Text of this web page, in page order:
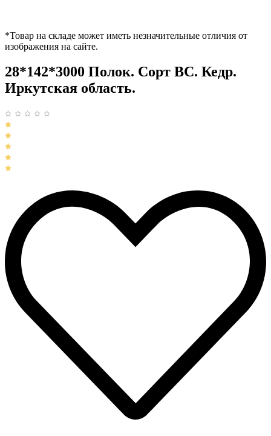
*Товар на складе может иметь незначительные отличия от
изображения на сайте.
28*142*3000 Полок. Сорт ВС. Кедр.
Иркутская область.